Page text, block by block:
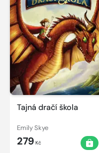
Tajná dračí škola
Emily Skye
279 Kč